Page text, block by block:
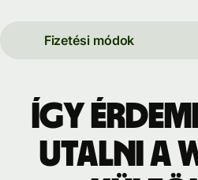
Fizetési módok
Így
utalni a